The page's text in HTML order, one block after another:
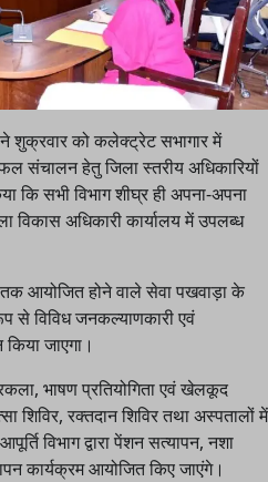
शुक्रवार को कलेक्ट्रेट सभागार में
संचालन हेतु जिला स्तरीय अधिकारियों
कि सभी विभाग शीघ्र ही अपना-अपना
विकास अधिकारी कार्यालय में उपलब्ध
आयोजित होने वाले सेवा पखवाड़ा के
से विविध जनकल्याणकारी एवं
जाएगा।
भाषण प्रतियोगिता एवं खेलकूद
शिविर, रक्तदान शिविर तथा अस्पतालों में
विभाग द्वारा पेंशन सत्यापन, नशा
कार्यक्रम आयोजित किए जाएंगे।